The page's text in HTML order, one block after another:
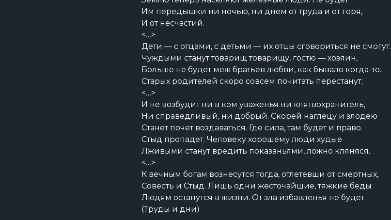
Им передышки ни ночью, ни днем от труда и от горя,
И от несчастий.
<…>
Дети — с отцами, с детьми — их отцы сговориться не смогут.
Чуждыми станут товарищ товарищу, гостю — хозяин,
Больше не будет меж братьев любви, как бывало когда-то.
Старых родителей скоро совсем почитать перестанут;
<…>
И не возбудит ни в ком уваженья ни клятвохранитель,
Ни справедливый, ни добрый. Скорей наглецу и злодею
Станет почет воздаваться. Где сила, там будет и право.
Стыд пропадет. Человеку хорошему люди худые
Лживыми станут вредить показаньями, ложно кляняся.
<…>
К вечным богам вознесутся тогда, отлетевши от смертных,
Совесть и Стыд. Лишь одни жесточайшие, тяжкие беды
Людям останутся в жизни. От зла избавленья не будет.
(Труды и дни)